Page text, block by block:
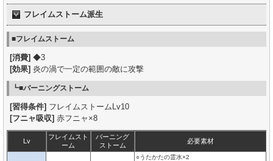
フレイムストーム派生
■フレイムストーム
[消費] ◆3
[効果] 炎の渦で一定の範囲の敵に攻撃
┗■バーニングストーム
[習得条件] フレイムストームLv10
[フニャ吸収] 赤フニャ×8
Lv
フレイムスト
ーム
バーニング
ストーム
必要素材
○うたかたの霊水×2